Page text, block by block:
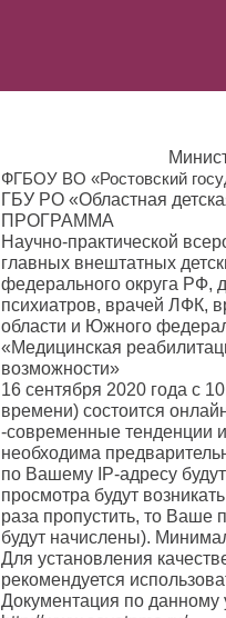
ФГБОУ ВО «Ростовский
ГБУ РО «Областная
ПРОГРАММА
Научно-практической
главных внештатных
федерального округа РФ,
психиатров, врачей ЛФК,
области и Южного
«Медицинская
возможности»
16 сентября 2020 года с
времени) состоится
-современные тенденции
необходима
по Вашему IP-адресу
просмотра будут
раза пропустить, то Ваше
будут начислены).
Для установления
рекомендуется
Документация по данному